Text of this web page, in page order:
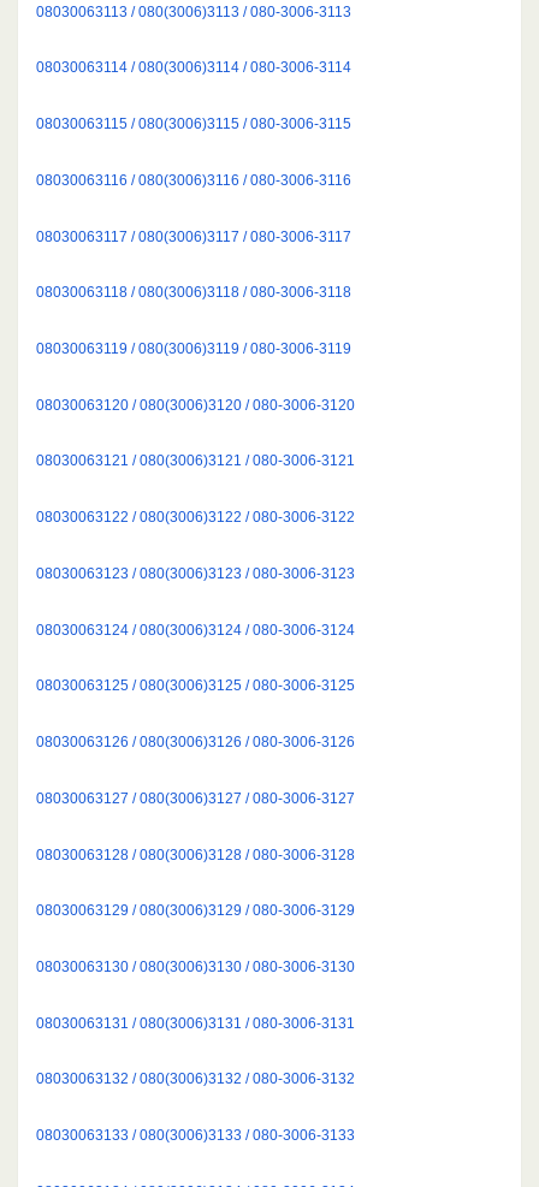
08030063113 / 080(3006)3113 / 080-3006-3113
08030063114 / 080(3006)3114 / 080-3006-3114
08030063115 / 080(3006)3115 / 080-3006-3115
08030063116 / 080(3006)3116 / 080-3006-3116
08030063117 / 080(3006)3117 / 080-3006-3117
08030063118 / 080(3006)3118 / 080-3006-3118
08030063119 / 080(3006)3119 / 080-3006-3119
08030063120 / 080(3006)3120 / 080-3006-3120
08030063121 / 080(3006)3121 / 080-3006-3121
08030063122 / 080(3006)3122 / 080-3006-3122
08030063123 / 080(3006)3123 / 080-3006-3123
08030063124 / 080(3006)3124 / 080-3006-3124
08030063125 / 080(3006)3125 / 080-3006-3125
08030063126 / 080(3006)3126 / 080-3006-3126
08030063127 / 080(3006)3127 / 080-3006-3127
08030063128 / 080(3006)3128 / 080-3006-3128
08030063129 / 080(3006)3129 / 080-3006-3129
08030063130 / 080(3006)3130 / 080-3006-3130
08030063131 / 080(3006)3131 / 080-3006-3131
08030063132 / 080(3006)3132 / 080-3006-3132
08030063133 / 080(3006)3133 / 080-3006-3133